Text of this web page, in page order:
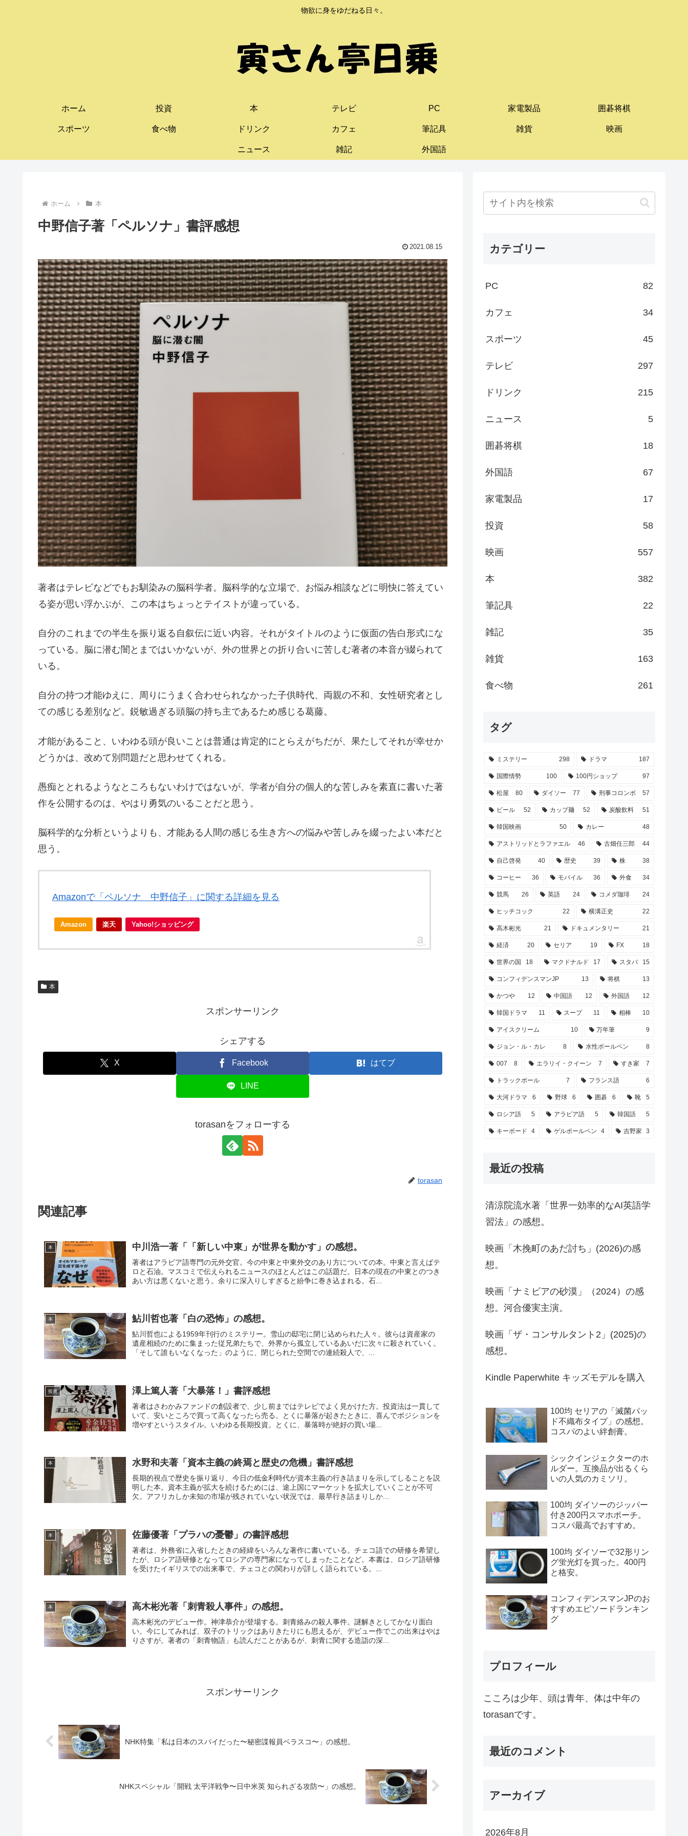
物欲に身をゆだねる日々。
ホーム 投資 本 テレビ PC 家電製品 囲碁将棋
スポーツ 食べ物 ドリンク カフェ 筆記具 雑貨 映画
ニュース 雑記 外国語
ホーム 本
中野信子著「ペルソナ」書評感想
2021.08.15
著者はテレビなどでもお馴染みの脳科学者。脳科学的な立場で、お悩み相談などに明快に答えてい
る姿が思い浮かぶが、この本はちょっとテイストが違っている。
自分のこれまでの半生を振り返る自叙伝に近い内容。それがタイトルのように仮面の告白形式にな
っている。脳に潜む闇とまではいかないが、外の世界との折り合いに苦しむ著者の本音が綴られて
いる。
自分の持つ才能ゆえに、周りにうまく合わせられなかった子供時代、両親の不和、女性研究者とし
ての感じる差別など。鋭敏過ぎる頭脳の持ち主であるため感じる葛藤。
才能があること、いわゆる頭が良いことは普通は肯定的にとらえがちだが、果たしてそれが幸せか
どうかは、改めて別問題だと思わせてくれる。
愚痴ととれるようなところもないわけではないが、学者が自分の個人的な苦しみを素直に書いた著
作を公開するのは、やはり勇気のいることだと思う。
脳科学的な分析というよりも、才能ある人間の感じる生き方への悩みや苦しみを綴ったよい本だと
思う。
Amazonで「ペルソナ 中野信子」に関する詳細を見る
Amazon 楽天 Yahoo!ショッピング
本
スポンサーリンク
シェアする
X Facebook はてブ
LINE
torasanをフォローする
torasan
関連記事
本 中川浩一著「「新しい中東」が世界を動かす」の感想。
著者はアラビア語専門の元外交官。今の中東と中東外交のあり方についての本。中東と言えばテ
ロと石油。マスコミで伝えられるニュースのほとんどはこの話題だ。日本の現在の中東とのつき
あい方は悪くないと思う。余りに深入りしすぎると紛争に巻き込まれる。石...
本 鮎川哲也著「白の恐怖」の感想。
鮎川哲也による1959年刊行のミステリー。雪山の邸宅に閉じ込められた人々。彼らは資産家の
遺産相続のために集まった従兄弟たちで、外界から孤立しているあいだに次々に殺されていく。
「そして誰もいなくなった」のように、閉じられた空間での連続殺人で、...
投資 澤上篤人著「大暴落！」書評感想
著者はさわかみファンドの創設者で、少し前まではテレビでよく見かけた方。投資法は一貫して
いて、安いところで買って高くなったら売る。とくに暴落が起きたときに、喜んでポジションを
増やすというスタイル。いわゆる長期投資。とくに、暴落時が絶好の買い場...
本 水野和夫著「資本主義の終焉と歴史の危機」書評感想
長期的視点で歴史を振り返り、今日の低金利時代が資本主義の行き詰まりを示してしることを説
明した本。資本主義が拡大を続けるためには、途上国にマーケットを拡大していくことが不可
欠。アフリカしか未知の市場が残されていない状況では、最早行き詰まりしか...
本 佐藤優著「プラハの憂鬱」の書評感想
著者は、外務省に入省したときの経緯をいろんな著作に書いている。チェコ語での研修を希望し
たが、ロシア語研修となってロシアの専門家になってしまったことなど。本書は、ロシア語研修
を受けたイギリスでの出来事で、チェコとの関わりが詳しく語られている。...
本 高木彬光著「刺青殺人事件」の感想。
高木彬光のデビュー作。神津恭介が登場する。刺青絡みの殺人事件。謎解きとしてかなり面白
い。今にしてみれば、双子のトリックはありきたりにも思えるが、デビュー作でこの出来はやは
りさすが。著者の「刺青物語」も読んだことがあるが、刺青に関する造詣の深...
スポンサーリンク
NHK特集「私は日本のスパイだった〜秘密諜報員ベラスコ〜」の感想。
NHKスペシャル「開戦 太平洋戦争〜日中米英 知られざる攻防〜」の感想。
カテゴリー
PC 82
カフェ 34
スポーツ 45
テレビ 297
ドリンク 215
ニュース 5
囲碁将棋 18
外国語 67
家電製品 17
投資 58
映画 557
本 382
筆記具 22
雑記 35
雑貨 163
食べ物 261
タグ
ミステリー 298 ドラマ 187
国際情勢 100 100円ショップ 97
松屋 80 ダイソー 77 刑事コロンボ 57
ビール 52 カップ麺 52 炭酸飲料 51
韓国映画 50 カレー 48
アストリッドとラファエル 46 古畑任三郎 44
自己啓発 40 歴史 39 株 38
コーヒー 36 モバイル 36 外食 34
競馬 26 英語 24 コメダ珈琲 24
ヒッチコック 22 横溝正史 22
高木彬光 21 ドキュメンタリー 21
経済 20 セリア 19 FX 18
世界の国 18 マクドナルド 17 スタバ 15
コンフィデンスマンJP 13 将棋 13
かつや 12 中国語 12 外国語 12
韓国ドラマ 11 スープ 11 相棒 10
アイスクリーム 10 万年筆 9
ジョン・ル・カレ 8 水性ボールペン 8
007 8 エラリイ・クイーン 7 すき家 7
トラックボール 7 フランス語 6
大河ドラマ 6 野球 6 囲碁 6 靴 5
ロシア語 5 アラビア語 5 韓国語 5
キーボード 4 ゲルボールペン 4 吉野家 3
最近の投稿
清涼院流水著「世界一効率的なAI英語学
習法」の感想。
映画「木挽町のあだ討ち」(2026)の感
想。
映画「ナミビアの砂漠」（2024）の感
想。河合優実主演。
映画「ザ・コンサルタント2」(2025)の
感想。
Kindle Paperwhite キッズモデルを購入
100均 セリアの「滅菌パッ
ド不織布タイプ」の感想。
コスパのよい絆創膏。
シックインジェクターのホ
ルダー。互換品が出るくら
いの人気のカミソリ。
100均 ダイソーのジッパー
付き200円スマホポーチ。
コスパ最高でおすすめ。
100均 ダイソーで32形リン
グ蛍光灯を買った。400円
と格安。
コンフィデンスマンJPのお
すすめエピソードランキン
グ
プロフィール
こころは少年、頭は青年、体は中年の
torasanです。
最近のコメント
アーカイブ
2026年8月